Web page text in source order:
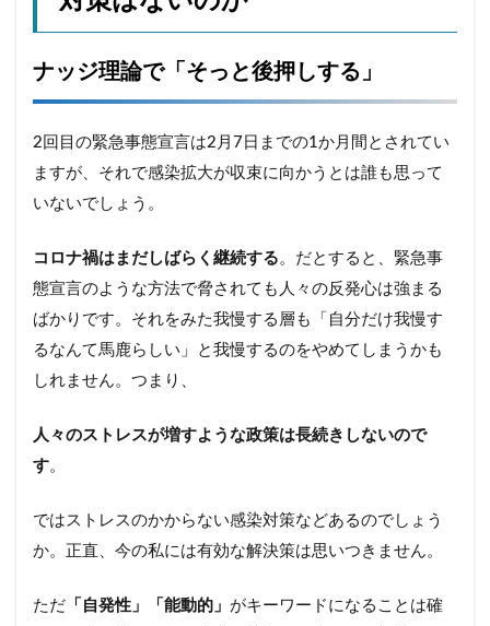
ナッジ理論で「そっと後押しする」
2回目の緊急事態宣言は2月7日までの1か月間とされてい
ますが、それで感染拡大が収束に向かうとは誰も思って
いないでしょう。
コロナ禍はまだしばらく継続する 。だとすると、緊急事
態宣言のような方法で脅されても人々の反発心は強まる
ばかりです。それをみた我慢する層も「自分だけ我慢す
るなんて馬鹿らしい」と我慢するのをやめてしまうかも
しれません。つまり、
人々のストレスが増すような政策は長続きしないので
す。
ではストレスのかからない感染対策などあるのでしょう
か。正直、今の私には有効な解決策は思いつきません。
ただ 「自発性」「能動的」 がキーワードになることは確